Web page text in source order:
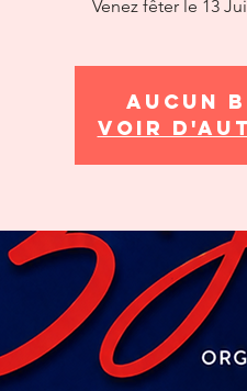
Venez fêter le 13
Aucun
Voir